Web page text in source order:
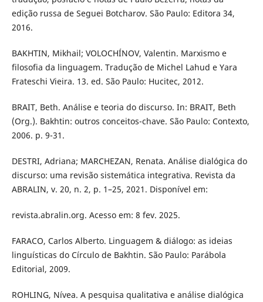
edição russa de Seguei Botcharov. São Paulo: Editora 34,
2016.
BAKHTIN, Mikhail; VOLOCHÍNOV, Valentin. Marxismo e
filosofia da linguagem. Tradução de Michel Lahud e Yara
Frateschi Vieira. 13. ed. São Paulo: Hucitec, 2012.
BRAIT, Beth. Análise e teoria do discurso. In: BRAIT, Beth
(Org.). Bakhtin: outros conceitos-chave. São Paulo: Contexto,
2006. p. 9-31.
DESTRI, Adriana; MARCHEZAN, Renata. Análise dialógica do
discurso: uma revisão sistemática integrativa. Revista da
ABRALIN, v. 20, n. 2, p. 1–25, 2021. Disponível em:
revista.abralin.org. Acesso em: 8 fev. 2025.
FARACO, Carlos Alberto. Linguagem & diálogo: as ideias
linguísticas do Círculo de Bakhtin. São Paulo: Parábola
Editorial, 2009.
ROHLING, Nívea. A pesquisa qualitativa e análise dialógica